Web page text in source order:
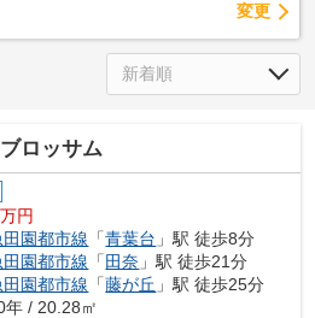
変更
ロッサム
万円
田園都市線 「青葉台 」駅 徒歩8分
田園都市線 「 田奈 」駅 徒歩21分
田園都市線 「藤が丘 」駅 徒歩25分
年 / 20.28㎡